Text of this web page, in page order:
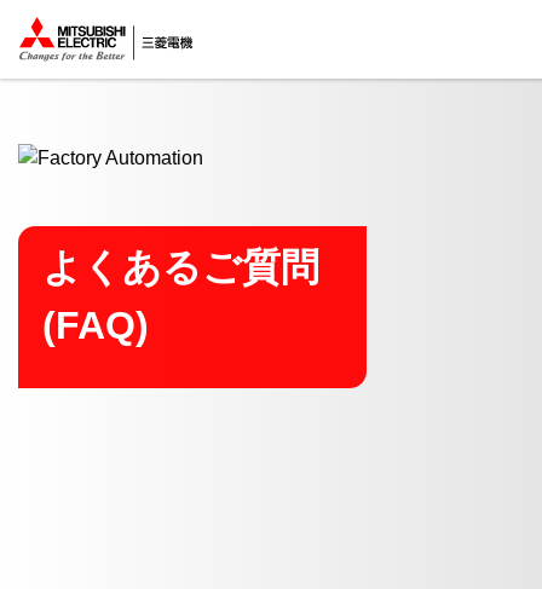
ここから本文
よくあるご質問
(FAQ)